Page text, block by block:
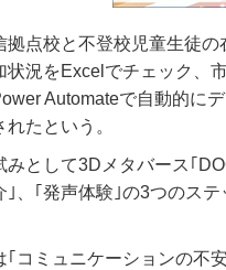
拠点校と不登校児童生徒
状況をExcelでチェック、
Automateで自動的に
たという。
みとして3Dメタバース｢
｣、｢発声体験｣の3つのス
｢コミュニケーションの不